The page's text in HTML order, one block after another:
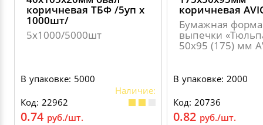
коричневая ТБФ /5уп х
1000шт/
5х1000/5000шт
В упаковке: 5000
Наличие:
Код: 22962
0.74 руб./шт.
коричневая
Бумажная
выпечки
50х95 (175) мм
В упаковке: 2000
Код: 20736
0.82 руб./шт.